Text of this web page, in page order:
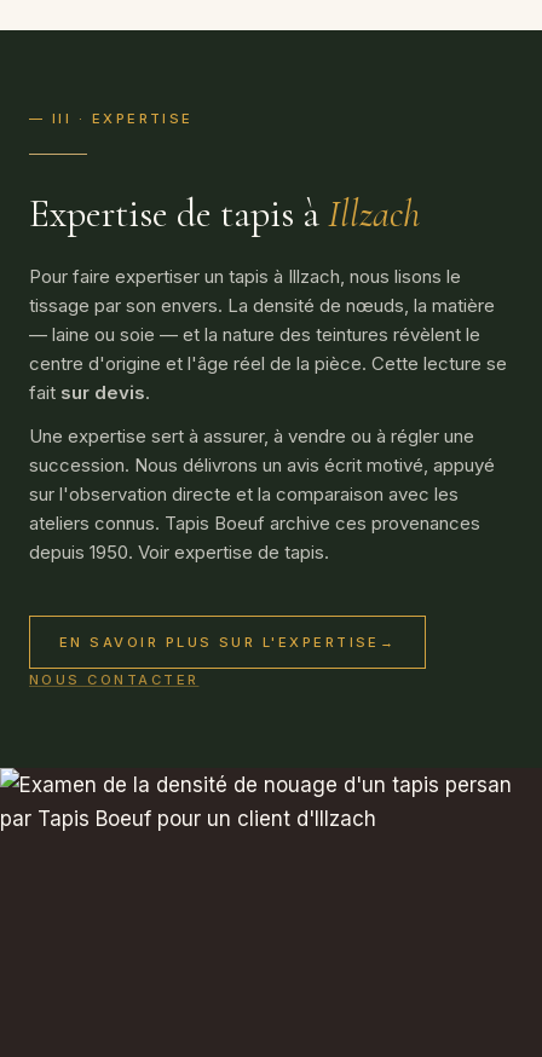
— III · EXPERTISE
Expertise de tapis àIllzach
Pour faire expertiser un tapis à Illzach, nous lisons le
tissage par son envers. La densité de nœuds, la matière
— laine ou soie — et la nature des teintures révèlent le
centre d'origine et l'âge réel de la pièce. Cette lecture se
fait sur devis.
Une expertise sert à assurer, à vendre ou à régler une
succession. Nous délivrons un avis écrit motivé, appuyé
sur l'observation directe et la comparaison avec les
ateliers connus. Tapis Boeuf archive ces provenances
depuis 1950. Voir expertise de tapis.
EN SAVOIR PLUS SUR L'EXPERTISE →
NOUS CONTACTER